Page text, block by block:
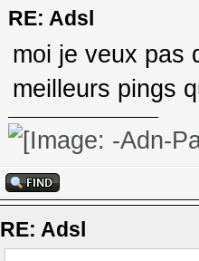
RE: Adsl
moi je veux pas
meilleurs pings
RE: Adsl